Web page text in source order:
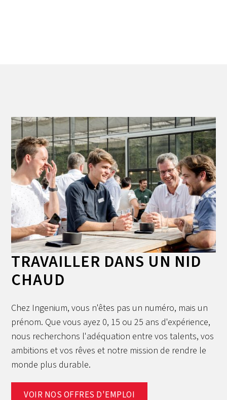
TRAVAILLER DANS UN NID
CHAUD
Chez Ingenium, vous n'êtes pas un numéro, mais un
prénom. Que vous ayez 0, 15 ou 25 ans d'expérience,
nous recherchons l'adéquation entre vos talents, vos
ambitions et vos rêves et notre mission de rendre le
monde plus durable.
VOIR NOS OFFRES D'EMPLOI